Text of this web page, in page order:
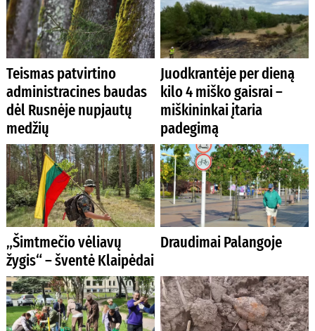
Teismas patvirtino
administracines baudas
dėl Rusnėje nupjautų
medžių
Juodkrantėje per dieną
kilo 4 miško gaisrai –
miškininkai įtaria
padegimą
„Šimtmečio vėliavų
žygis“ – šventė Klaipėdai
Draudimai Palangoje